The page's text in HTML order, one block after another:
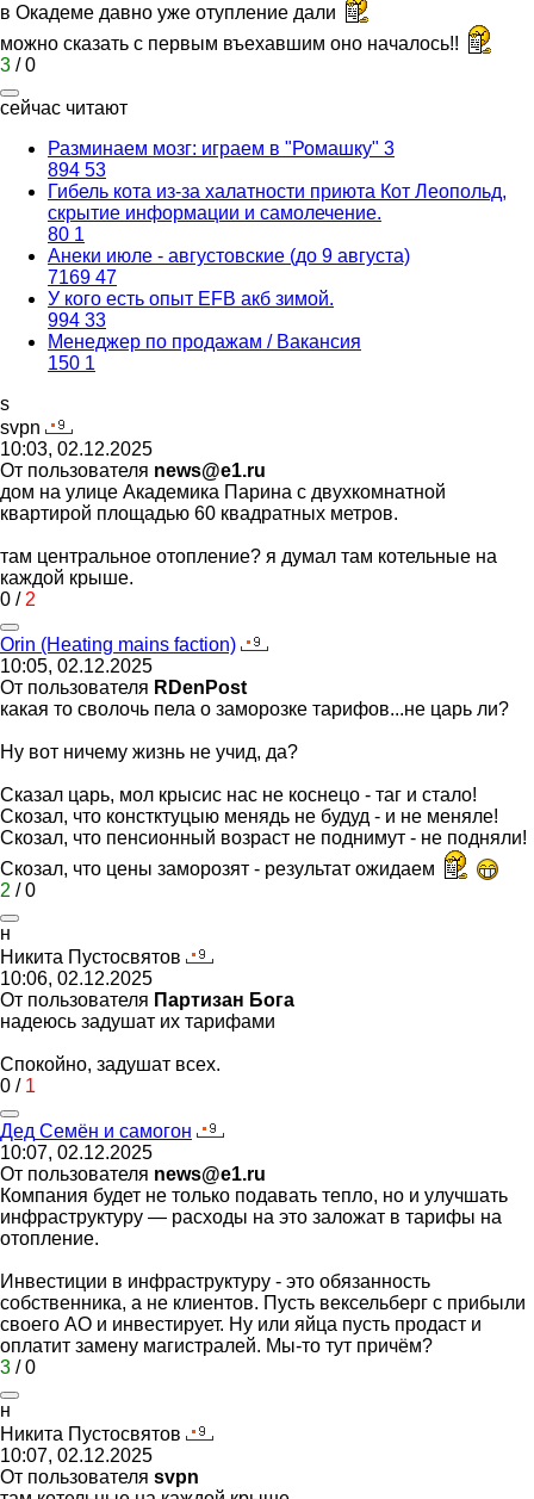
в Окадеме давно уже отупление дали
можно сказать с первым въехавшим оно началось!!
3 /0
сейчас читают
Разминаем мозг: играем в "Ромашку" 3
894 53
Гибель кота из-за халатности приюта Кот Леопольд,
скрытиe информации и самолечение.
80 1
Анеки июле - августовские (до 9 августа)
7169 47
У кого есть опыт EFB акб зимой.
994 33
Менеджер по продажам / Вакансия
150 1
s
svpn
10:03, 02.12.2025
От пользователя news@e1.ru
дом на улице Академика Парина с двухкомнатной
квартирой площадью 60 квадратных метров.
там центральное отопление? я думал там котельные на
каждой крыше.
0 / 2
Orin (Heating mains faction)
10:05, 02.12.2025
От пользователя RDenPost
какая то сволочь пела о заморозке тарифов...не царь ли?
Ну вот ничему жизнь не учид, да?
Сказал царь, мол крысис нас не коснецо - таг и стало!
Скозал, что констктуцыю менядь не будуд - и не меняле!
Скозал, что пенсионный возраст не поднимут - не подняли!
Скозал, что цены заморозят - результат ожидаем
2 /0
н
Никита Пустосвятов
10:06, 02.12.2025
От пользователя Партизан Бога
надеюсь задушат их тарифами
Спокойно, задушат всех.
0 / 1
Дед Семён и самогон
10:07, 02.12.2025
От пользователя news@e1.ru
Компания будет не только подавать тепло, но и улучшать
инфраструктуру — расходы на это заложат в тарифы на
отопление.
Инвестиции в инфраструктуру - это обязанность
собственника, а не клиентов. Пусть вексельберг с прибыли
своего АО и инвестирует. Ну или яйца пусть продаст и
оплатит замену магистралей. Мы-то тут причём?
3 /0
н
Никита Пустосвятов
10:07, 02.12.2025
От пользователя svpn